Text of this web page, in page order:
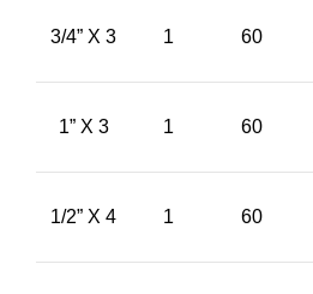
3/4” X 3 1 60
1” X 3 1 60
1/2” X 4 1 60